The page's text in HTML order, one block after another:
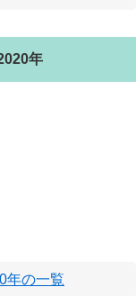
年
年の一覧